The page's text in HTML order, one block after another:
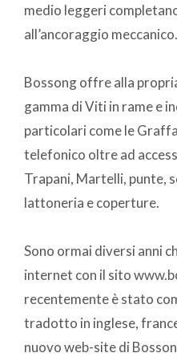
medio leggeri
all’ancoraggio meccanico.
Bossong offre alla
gamma di Viti in rame e
particolari come le
telefonico oltre ad
Trapani, Martelli, punte,
lattoneria e coperture.
Sono ormai diversi anni
internet con il sito
recentemente è stato
tradotto in inglese,
nuovo web-site di